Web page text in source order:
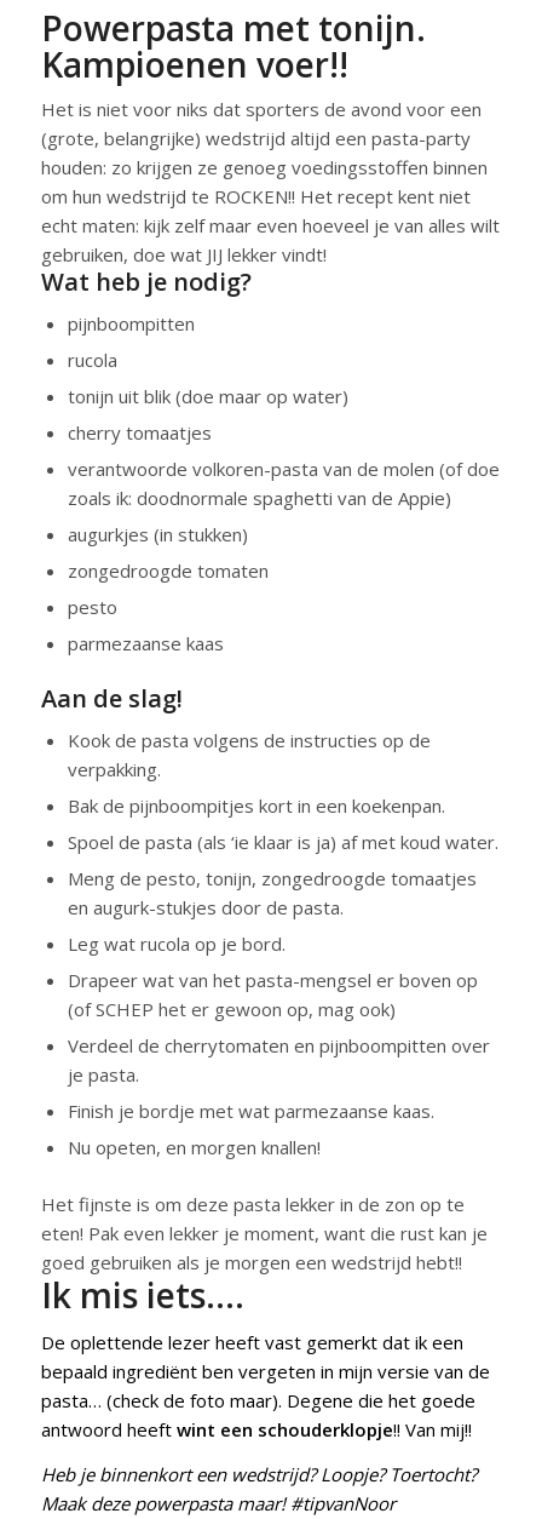
Powerpasta met tonijn.
Kampioenen voer!!
Het is niet voor niks dat sporters de avond voor een
(grote, belangrijke) wedstrijd altijd een pasta-party
houden: zo krijgen ze genoeg voedingsstoffen binnen
om hun wedstrijd te ROCKEN!! Het recept kent niet
echt maten: kijk zelf maar even hoeveel je van alles wilt
gebruiken, doe wat JIJ lekker vindt!
Wat heb je nodig?
pijnboompitten
rucola
tonijn uit blik (doe maar op water)
cherry tomaatjes
verantwoorde volkoren-pasta van de molen (of doe
zoals ik: doodnormale spaghetti van de Appie)
augurkjes (in stukken)
zongedroogde tomaten
pesto
parmezaanse kaas
Aan de slag!
Kook de pasta volgens de instructies op de
verpakking.
Bak de pijnboompitjes kort in een koekenpan.
Spoel de pasta (als ‘ie klaar is ja) af met koud water.
Meng de pesto, tonijn, zongedroogde tomaatjes
en augurk-stukjes door de pasta.
Leg wat rucola op je bord.
Drapeer wat van het pasta-mengsel er boven op
(of SCHEP het er gewoon op, mag ook)
Verdeel de cherrytomaten en pijnboompitten over
je pasta.
Finish je bordje met wat parmezaanse kaas.
Nu opeten, en morgen knallen!
Het fijnste is om deze pasta lekker in de zon op te
eten! Pak even lekker je moment, want die rust kan je
goed gebruiken als je morgen een wedstrijd hebt!!
Ik mis iets….
De oplettende lezer heeft vast gemerkt dat ik een
bepaald ingrediënt ben vergeten in mijn versie van de
pasta… (check de foto maar). Degene die het goede
antwoord heeft wint een schouderklopje!! Van mij!!
Heb je binnenkort een wedstrijd? Loopje? Toertocht?
Maak deze powerpasta maar! #tipvanNoor